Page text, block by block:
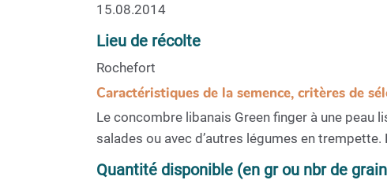
15.08.2014
Lieu de récolte
Rochefort
Caractéristiques de la semence, critères de
Le concombre libanais Green finger à une peau
salades ou avec d’autres légumes en
Quantité disponible (en gr ou nbr de